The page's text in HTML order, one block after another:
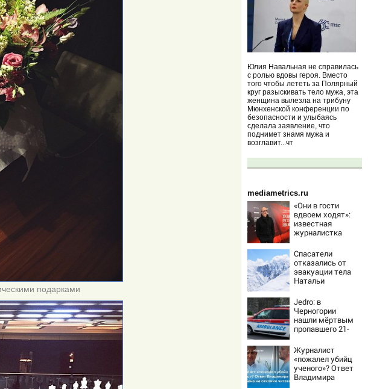
подарками
Юлия Навальная не справилась
с ролью вдовы героя. Вместо
того чтобы лететь за Полярный
круг разыскивать тело мужа, эта
женщина вылезла на трибуну
Мюнхенской конференции по
безопасности и улыбаясь
сделала заявление, что
поднимет знамя мужа и
возглавит...чт
mediametrics.ru
«Они в гости
вдвоем ходят»:
известная
журналистка
роман
Бондарчука и
Исаковой
Спасатели
отказались от
эвакуации тела
Натальи
семитысячника
Jedro: в
Черногории
нашли мёртвым
пропавшего 21-
россиянина
Журналист
«пожалел убийц
ученого»? Ответ
Владимира